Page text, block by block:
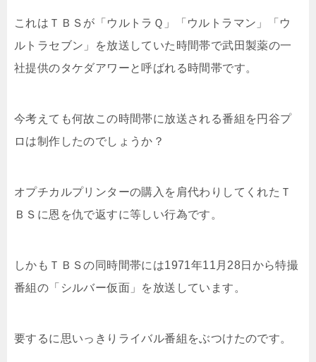
これはＴＢＳが「ウルトラＱ」「ウルトラマン」「ウ
ルトラセブン」を放送していた時間帯で武田製薬の一
社提供のタケダアワーと呼ばれる時間帯です。
今考えても何故この時間帯に放送される番組を円谷プ
ロは制作したのでしょうか？
オプチカルプリンターの購入を肩代わりしてくれたＴ
ＢＳに恩を仇で返すに等しい行為です。
しかもＴＢＳの同時間帯には1971年11月28日から特撮
番組の「シルバー仮面」を放送しています。
要するに思いっきりライバル番組をぶつけたのです。